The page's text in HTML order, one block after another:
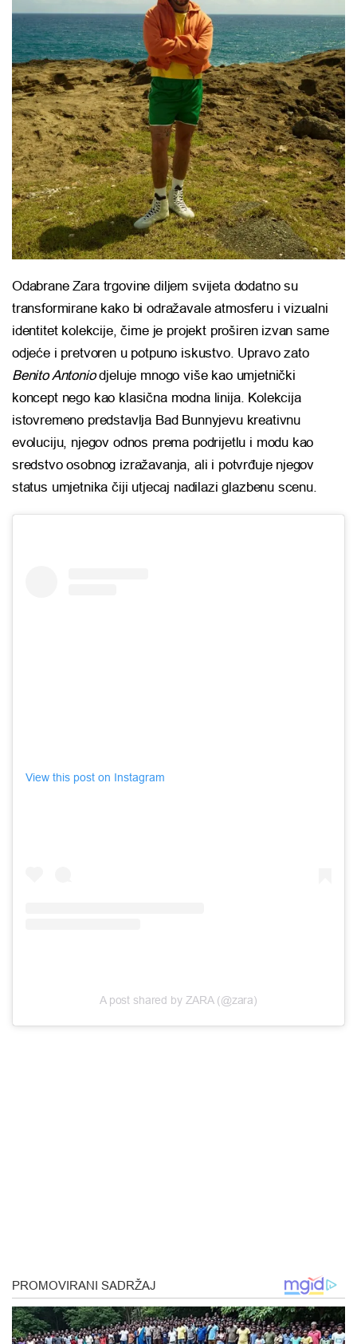
Odabrane Zara trgovine diljem svijeta dodatno su
transformirane kako bi odražavale atmosferu i vizualni
identitet kolekcije, čime je projekt proširen izvan same
odjeće i pretvoren u potpuno iskustvo. Upravo zato
Benito Antoniodjeluje mnogo više kao umjetnički
koncept nego kao klasična modna linija. Kolekcija
istovremeno predstavlja Bad Bunnyjevu kreativnu
evoluciju, njegov odnos prema podrijetlu i modu kao
sredstvo osobnog izražavanja, ali i potvrđuje njegov
status umjetnika čiji utjecaj nadilazi glazbenu scenu.
View this post on Instagram
A post shared by ZARA (@zara)